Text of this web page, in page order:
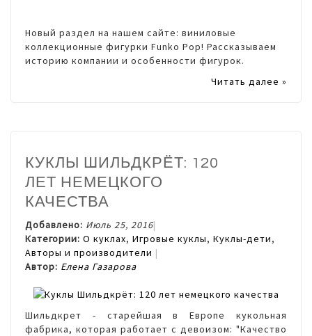
Новый раздел на нашем сайте: виниловые
коллекционные фигурки Funko Pop! Рассказываем
историю компании и особенности фигурок.
Читать далее »
КУКЛЫ ШИЛЬДКРЁТ: 120
ЛЕТ НЕМЕЦКОГО
КАЧЕСТВА
Добавлено: Июль 25, 2016
Категории: О куклах, Игровые куклы, Куклы-дети,
Авторы и производители
Автор: Елена Газарова
Шильдкрет - старейшая в Европе кукольная
фабрика, которая работает с девоизом: "Качество